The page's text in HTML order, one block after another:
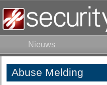
Nieuws
Abuse Melding